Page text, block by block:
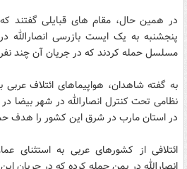
در همین حال، مقام های قبایلی گفتند
پنجشنبه به یک ایست بازرسی
مسلسل حمله کردند که در جریان آن چند
به گفته شاهدان، هواپیماهای ائتلاف
نظامی تحت کنترل انصارالله در شهر بیضا
در استان مارب در شرق این کشور را هدف
ائتلافی از کشورهای عربی به استثنای